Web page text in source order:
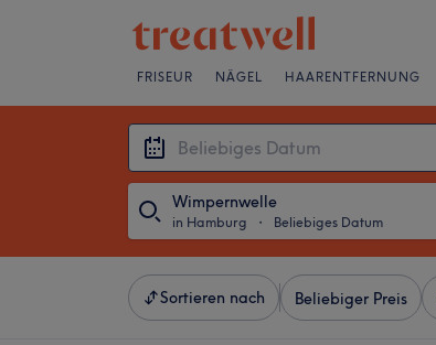
FRISEUR NÄGEL HAARENTFERNUNG
Wimpernwelle
in Hamburg ・ Beliebiges Datum
Sortieren nach Beliebiger Preis